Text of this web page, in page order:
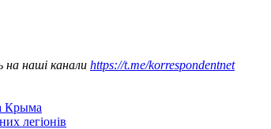
на наші канали https://t.me/korrespondentnet
Крыма
легіонів